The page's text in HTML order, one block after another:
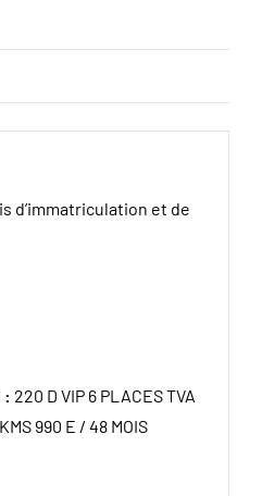
d’immatriculation et de
: 220 D VIP 6 PLACES TVA
990 E / 48 MOIS